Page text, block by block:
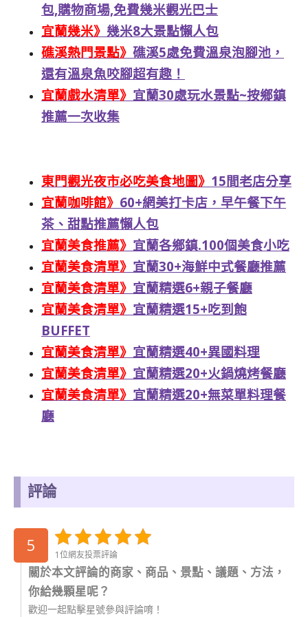
包,購物商場,免費幾米觀光巴士
宜蘭幾米》 幾米8大景點懶人包
礁溪熱門景點》 礁溪5處免費溫泉泡腳池，
還有溫泉魚咬腳超有趣！
宜蘭戲水清單》 宜蘭30處玩水景點~按鄉鎮
推薦一次收集
東門觀光夜市必吃美食地圖》 15間老店分享
宜蘭咖啡館》 60+網美打卡店，早午餐下午
茶、甜點推薦懶人包
宜蘭美食推薦》 宜蘭各鄉鎮.100個美食小吃
宜蘭美食清單》 宜蘭30+海鮮中式餐廳推薦
宜蘭美食清單》 宜蘭精選6+親子餐廳
宜蘭美食清單》 宜蘭精選15+吃到飽
BUFFET
宜蘭美食清單》 宜蘭精選40+異國料理
宜蘭美食清單》 宜蘭精選20+火鍋燒烤餐廳
宜蘭美食清單》 宜蘭精選20+無菜單料理餐
廳
評論
5 1位網友投票評論
關於本文評論的商家、商品、景點、議題、方法，
你給幾顆星呢？
歡迎一起點擊星號參與評論唷！